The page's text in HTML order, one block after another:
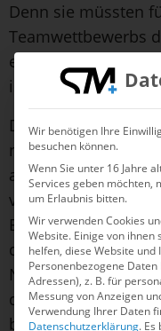
Denn sie müssten
Teamwettbewerbs
einsetzen – ein
ist nicht
Doch während der
neu eingeführten
auf den
vorgeschriebene
Balance-
durchaus Vorteile
Niveau unter den
den Top-Nationen
beiden anderen
Wir benötigen Ihre
besuchen können.
Wenn Sie unter 16 Jahre
Services geben möchten,
um Erlaubnis bitten.
Wir verwenden Cookies
Website. Einige von ihnen
helfen, diese Website
Personenbezogene
Adressen), z. B. für
Messung von Anzeigen
Verwendung Ihrer Daten
Datenschutzerklärung. Es